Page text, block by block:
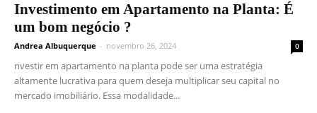
Investimento em Apartamento na Planta: É
um bom negócio ?
Andrea Albuquerque - novembro 26, 2024 0
nvestir em apartamento na planta pode ser uma estratégia
altamente lucrativa para quem deseja multiplicar seu capital no
mercado imobiliário. Essa modalidade...